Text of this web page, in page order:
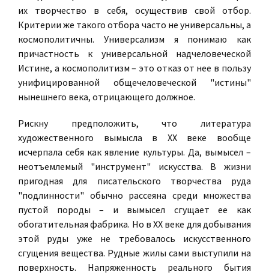
их творчество в себя, осуществив свой отбор.
Критерии же такого отбора часто не универсальны, а
космополитичны. Универсализм я понимаю как
причастность к универсальной надчеловеческой
Истине, а космополитизм – это отказ от нее в пользу
унифицированной общечеловеческой "истины"
нынешнего века, отрицающего должное.
Рискну предположить, что литература
художественного вымысла в XX веке вообще
исчерпала себя как явление культуры. Да, вымысел –
неотъемлемый "инструмент" искусства. В жизни
пригодная для писательского творчества руда
"подлинности" обычно рассеяна среди множества
пустой породы – и вымысел сгущает ее как
обогатительная фабрика. Но в XX веке для добывания
этой руды уже не требовалось искусственного
сгущения вещества. Рудные жилы сами выступили на
поверхность. Напряженность реального бытия